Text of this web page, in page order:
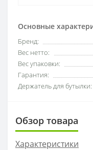
Основные
Бренд:
Вес нетто:
Вес упаковки:
Гарантия:
Держатель для бутылки:
Обзор товара
Характеристики